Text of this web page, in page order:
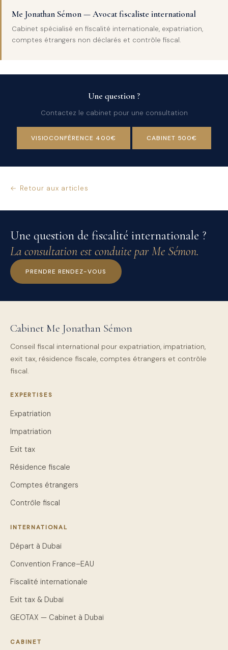
Me Jonathan Sémon — Avocat fiscaliste international
Cabinet spécialisé en fiscalité internationale, expatriation,
comptes étrangers non déclarés et contrôle fiscal.
Une question ?
Contactez le cabinet pour une consultation
VISIOCONFÉRENCE 400€ CABINET 500€
← Retour aux articles
Une question de fiscalité internationale ?
La consultation est conduite par Me Sémon.
PRENDRE RENDEZ-VOUS
Cabinet Me Jonathan Sémon
Conseil fiscal international pour expatriation, impatriation,
exit tax, résidence fiscale, comptes étrangers et contrôle
fiscal.
EXPERTISES
Expatriation
Impatriation
Exit tax
Résidence fiscale
Comptes étrangers
Contrôle fiscal
INTERNATIONAL
Départ à Dubaï
Convention France–EAU
Fiscalité internationale
Exit tax & Dubaï
GEOTAX — Cabinet à Dubaï
CABINET